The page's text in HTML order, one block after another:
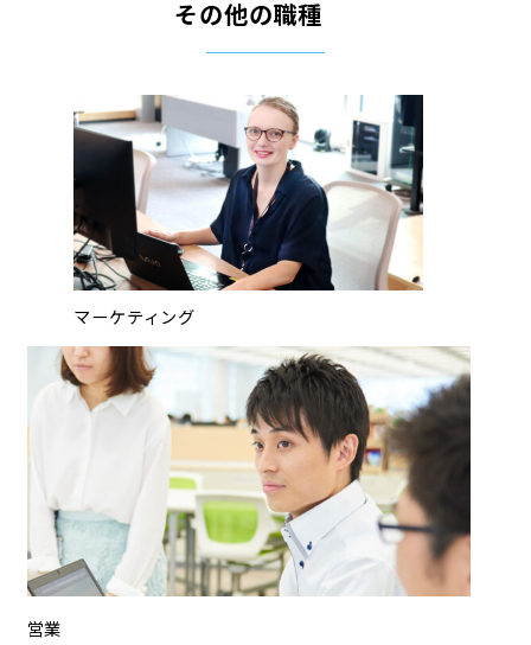
その他の職種
マーケティング
営業